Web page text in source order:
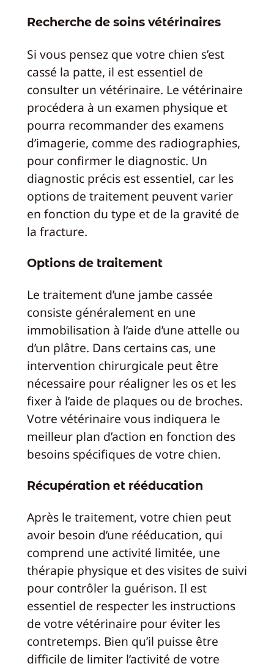
Recherche de soins vétérinaires
Si vous pensez que votre chien s’est
cassé la patte, il est essentiel de
consulter un vétérinaire. Le vétérinaire
procédera à un examen physique et
pourra recommander des examens
d’imagerie, comme des radiographies,
pour confirmer le diagnostic. Un
diagnostic précis est essentiel, car les
options de traitement peuvent varier
en fonction du type et de la gravité de
la fracture.
Options de traitement
Le traitement d’une jambe cassée
consiste généralement en une
immobilisation à l’aide d’une attelle ou
d’un plâtre. Dans certains cas, une
intervention chirurgicale peut être
nécessaire pour réaligner les os et les
fixer à l’aide de plaques ou de broches.
Votre vétérinaire vous indiquera le
meilleur plan d’action en fonction des
besoins spécifiques de votre chien.
Récupération et rééducation
Après le traitement, votre chien peut
avoir besoin d’une rééducation, qui
comprend une activité limitée, une
thérapie physique et des visites de suivi
pour contrôler la guérison. Il est
essentiel de respecter les instructions
de votre vétérinaire pour éviter les
contretemps. Bien qu’il puisse être
difficile de limiter l’activité de votre